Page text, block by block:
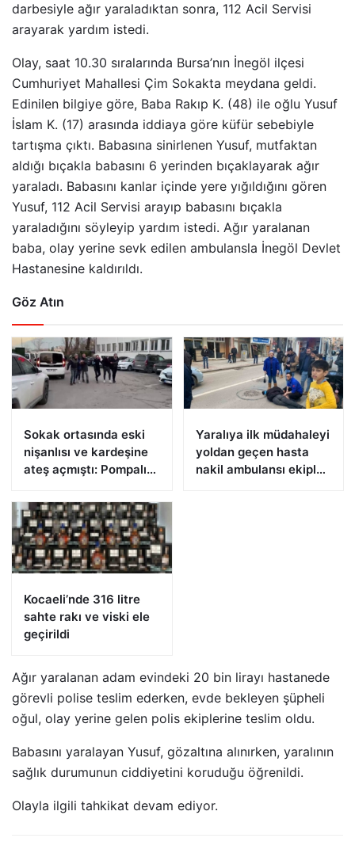
darbesiyle ağır yaraladıktan sonra, 112 Acil Servisi
arayarak yardım istedi.
Olay, saat 10.30 sıralarında Bursa’nın İnegöl ilçesi
Cumhuriyet Mahallesi Çim Sokakta meydana geldi.
Edinilen bilgiye göre, Baba Rakıp K. (48) ile oğlu Yusuf
İslam K. (17) arasında iddiaya göre küfür sebebiyle
tartışma çıktı. Babasına sinirlenen Yusuf, mutfaktan
aldığı bıçakla babasını 6 yerinden bıçaklayarak ağır
yaraladı. Babasını kanlar içinde yere yığıldığını gören
Yusuf, 112 Acil Servisi arayıp babasını bıçakla
yaraladığını söyleyip yardım istedi. Ağır yaralanan
baba, olay yerine sevk edilen ambulansla İnegöl Devlet
Hastanesine kaldırıldı.
Göz Atın
Sokak ortasında eski
nişanlısı ve kardeşine
ateş açmıştı: Pompalı
Yaralıya ilk müdahaleyi
yoldan geçen hasta
nakil ambulansı ekipleri
Kocaeli’nde 316 litre
sahte rakı ve viski ele
geçirildi
Ağır yaralanan adam evindeki 20 bin lirayı hastanede
görevli polise teslim ederken, evde bekleyen şüpheli
oğul, olay yerine gelen polis ekiplerine teslim oldu.
Babasını yaralayan Yusuf, gözaltına alınırken, yaralının
sağlık durumunun ciddiyetini koruduğu öğrenildi.
Olayla ilgili tahkikat devam ediyor.